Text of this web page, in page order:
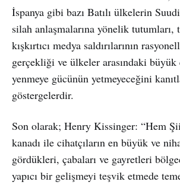
İspanya gibi bazı Batılı ülkelerin
silah anlaşmalarına yönelik tutumları,
kışkırtıcı medya saldırılarının
gerçekliği ve ülkeler arasındaki büyük
yenmeye gücünün yetmeyeceğini
göstergelerdir.
Son olarak; Henry Kissinger: “Hem
kanadı ile cihatçıların en büyük ve
gördükleri, çabaları ve gayretleri
yapıcı bir gelişmeyi teşvik etmede